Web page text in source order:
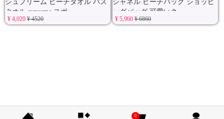
シュプリーム ビーチタオル バス
タオル supreme スポー
¥ 4,020¥ 4520
シャネル ビーチバッグ ショッピ
ングバッグ 可愛いネ
¥ 5,960¥ 6860
0